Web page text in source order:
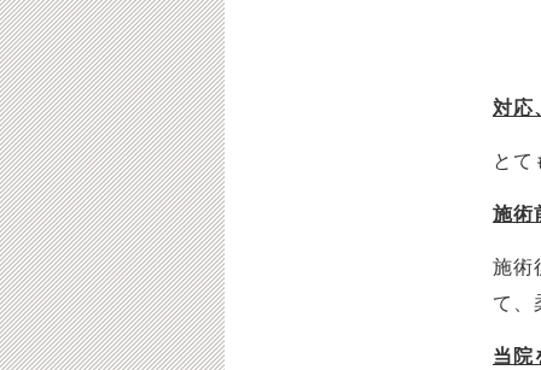
対応
とて
施術
施術
て、
当院